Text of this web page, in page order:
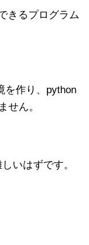
きるプログラム
を作り、python
せん。
いはずです。